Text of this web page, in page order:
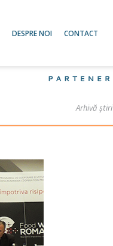
DESPRE NOI CONTACT
Arhivă știri